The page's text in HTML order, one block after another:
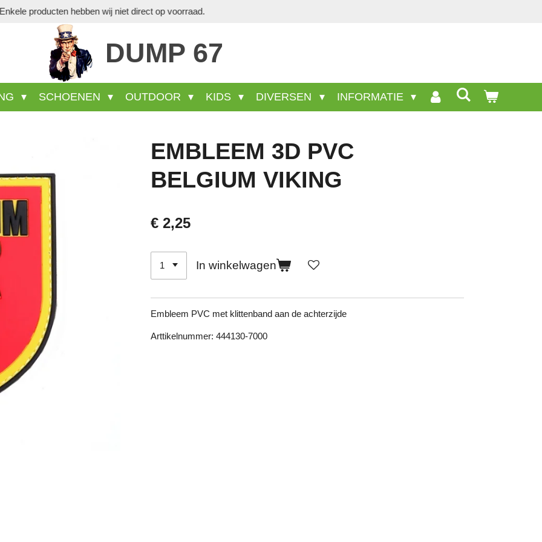
Veel wel aanwezige producten staan niet op deze site.
DUMP 67
SCHOENEN OUTDOOR KIDS DIVERSEN INFORMATIE
EMBLEEM 3D PVC
BELGIUM VIKING
€ 2,25
In winkelwagen
Embleem PVC met klittenband aan de achterzijde
Arttikelnummer: 444130-7000